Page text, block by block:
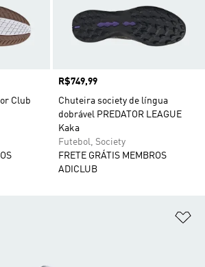
Club
Preço
R$749,99
Chuteira society de língua
dobrável PREDATOR LEAGUE
Kaka
Futebol, Society
FRETE GRÁTIS MEMBROS
ADICLUB